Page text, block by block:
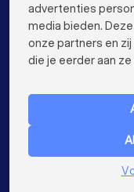
VOOR
Nederland
advertenties
media bieden.
onze partners en
die je eerder aan